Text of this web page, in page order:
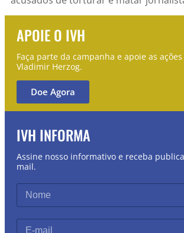
APOIE O IVH
Faça parte da campanha e apoie as
Vladimir Herzog.
Doe Agora
IVH INFORMA
Assine nosso informativo e receba
mail.